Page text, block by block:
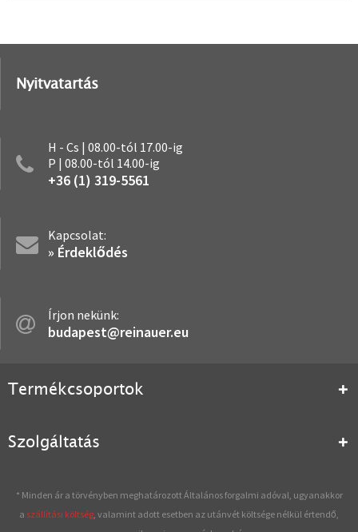
Nyitvatartás
H - Cs | 08.00-tól 17.00-ig
P | 08.00-tól 14.00-ig
+36 (1) 319-5561
Kapcsolat:
» Érdeklődés
Írjon nekünk:
budapest@reinauer.eu
Termékcsoportok
Szolgáltatás
* Minden ár a törvényben meghatározott Általános forgalmi adóval, ugyanakkor
a szállítási költség, valamint adott esetben az utánvét költsége nélkül értendő,